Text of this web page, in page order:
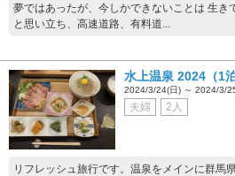
夢ではあったが、今しかできないことは 生き
と思い立ち、高速道路、有料道...
水上温泉 2024（1泊
2024/3/24(日) ～ 2024/3/
夫婦 2人
リフレッシュ旅行です。温泉をメインに群馬